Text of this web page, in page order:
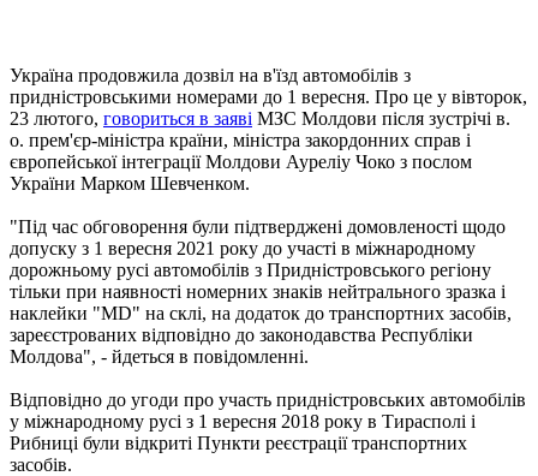
Україна продовжила дозвіл на в'їзд автомобілів з
придністровськими номерами до 1 вересня. Про це у вівторок,
23 лютого, говориться в заяві МЗС Молдови після зустрічі в.
о. прем'єр-міністра країни, міністра закордонних справ і
європейської інтеграції Молдови Ауреліу Чоко з послом
України Марком Шевченком.
"Під час обговорення були підтверджені домовленості щодо
допуску з 1 вересня 2021 року до участі в міжнародному
дорожньому русі автомобілів з Придністровського регіону
тільки при наявності номерних знаків нейтрального зразка і
наклейки "MD" на склі, на додаток до транспортних засобів,
зареєстрованих відповідно до законодавства Республіки
Молдова", - йдеться в повідомленні.
Відповідно до угоди про участь придністровських автомобілів
у міжнародному русі з 1 вересня 2018 року в Тирасполі і
Рибниці були відкриті Пункти реєстрації транспортних
засобів.